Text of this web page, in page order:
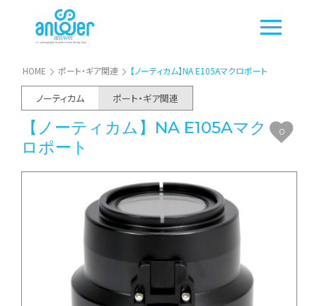
HOME ポート・ギア関連 【ノーティカム】NA E105Aマクロポート
ノーティカム ポート・ギア関連
【ノーティカム】NA E105Aマク
ロポート
0